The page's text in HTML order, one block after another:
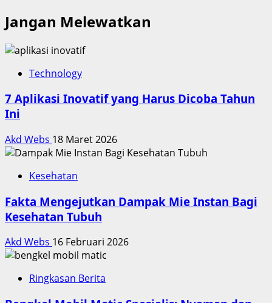
Jangan Melewatkan
Technology
7 Aplikasi Inovatif yang Harus Dicoba Tahun
Ini
Akd Webs 18 Maret 2026
Kesehatan
Fakta Mengejutkan Dampak Mie Instan Bagi
Kesehatan Tubuh
Akd Webs 16 Februari 2026
Ringkasan Berita